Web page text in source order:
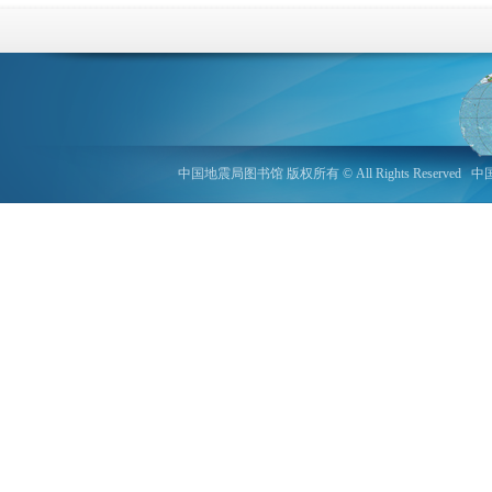
中国地震局图书馆 版权所有 © All Rights Reserved 中